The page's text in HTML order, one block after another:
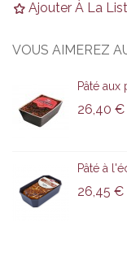
Ajouter À La
VOUS AIMEREZ
Pâté aux
26,40 €
Pâté à
26,45 €